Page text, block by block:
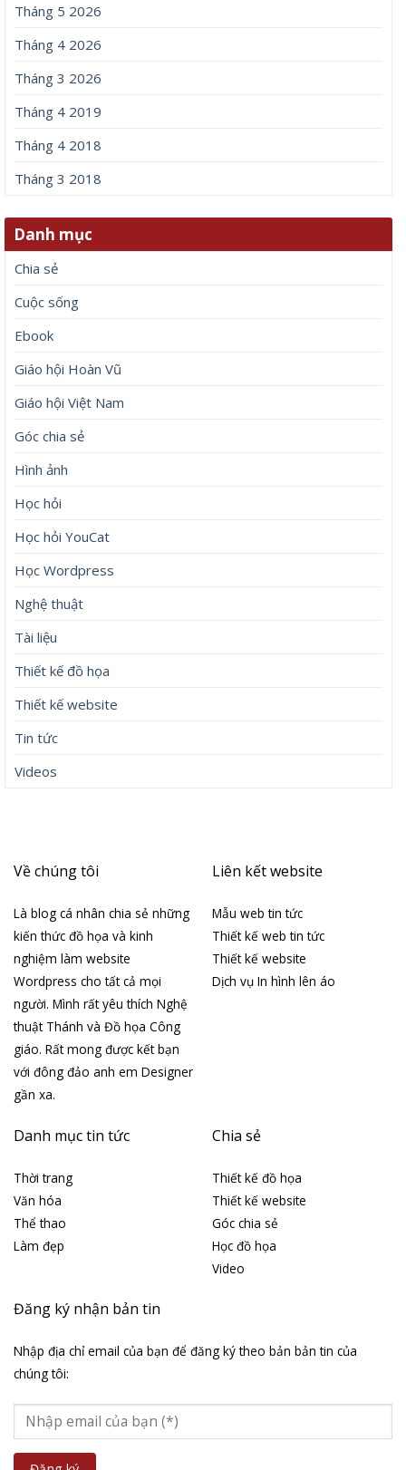
Tháng 5 2026
Tháng 4 2026
Tháng 3 2026
Tháng 4 2019
Tháng 4 2018
Tháng 3 2018
Danh mục
Chia sẻ
Cuộc sống
Ebook
Giáo hội Hoàn Vũ
Giáo hội Việt Nam
Góc chia sẻ
Hình ảnh
Học hỏi
Học hỏi YouCat
Học Wordpress
Nghệ thuật
Tài liệu
Thiết kế đồ họa
Thiết kế website
Tin tức
Videos
Về chúng tôi
Là blog cá nhân chia sẻ những
kiến thức đồ họa và kinh
nghiệm làm website
Wordpress cho tất cả mọi
người. Mình rất yêu thích Nghệ
thuật Thánh và Đồ họa Công
giáo. Rất mong được kết bạn
với đông đảo anh em Designer
gần xa.
Liên kết website
Mẫu web tin tức
Thiết kế web tin tức
Thiết kế website
Dịch vụ In hình lên áo
Danh mục tin tức
Thời trang
Văn hóa
Thể thao
Làm đẹp
Chia sẻ
Thiết kế đồ họa
Thiết kế website
Góc chia sẻ
Học đồ họa
Video
Đăng ký nhận bản tin
Nhập địa chỉ email của bạn để đăng ký theo bản bản tin của
chúng tôi: